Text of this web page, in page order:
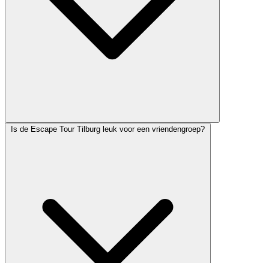
Is de Escape Tour Tilburg leuk voor een vriendengroep?